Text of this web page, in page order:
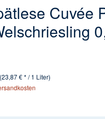
Cuvée
€ * / 1 Liter)